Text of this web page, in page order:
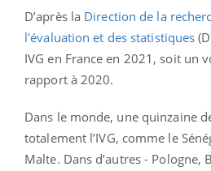
D’après la Direction de la
l'évaluation et des statistiques
IVG en France en 2021, soit un
rapport à 2020.
Dans le monde, une quinzaine
totalement l’IVG, comme le
Malte. Dans d’autres - Pologne,